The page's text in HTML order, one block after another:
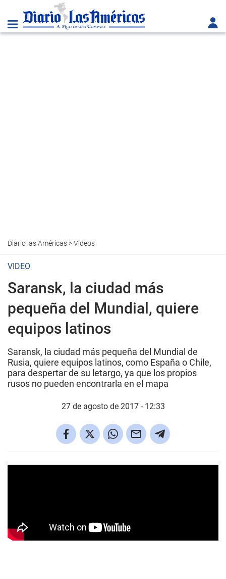
Diario las Américas>Videos
VIDEO
Saransk, la ciudad más
pequeña del Mundial, quiere
equipos latinos
Saransk, la ciudad más pequeña del Mundial de
Rusia, quiere equipos latinos, como España o Chile,
para despertar de su letargo, ya que los propios
rusos no pueden encontrarla en el mapa
27 de agosto de 2017 - 12:33